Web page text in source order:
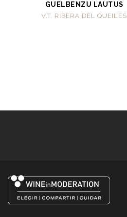
GUELBENZU LAUTUS
V.T. RIBERA DEL QUEILES